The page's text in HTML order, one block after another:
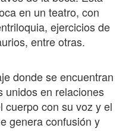
en un teatro, con
ejercicios de
entre otras.
donde se encuentran
unidos en relaciones
cuerpo con su voz y el
genera confusión y